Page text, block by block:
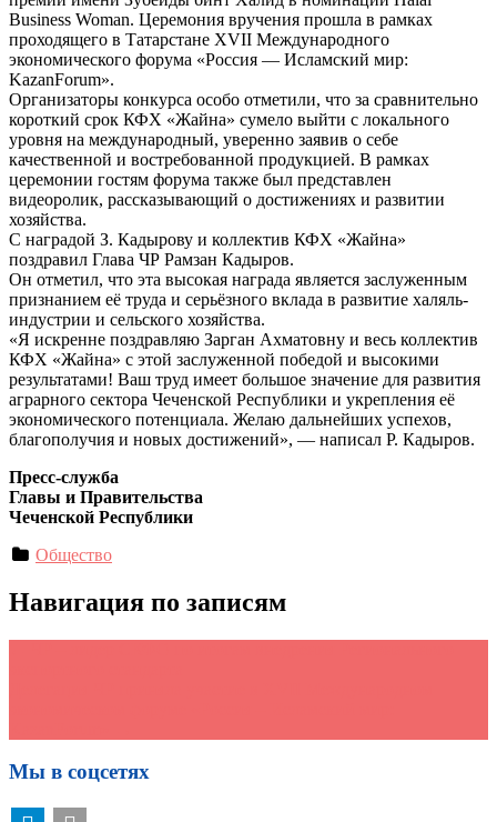
Business Woman. Церемония вручения прошла в рамках
проходящего в Татарстане XVII Международного
экономического форума «Россия — Исламский мир:
KazanForum».
Организаторы конкурса особо отметили, что за сравнительно
короткий срок КФХ «Жайна» сумело выйти с локального
уровня на международный, уверенно заявив о себе
качественной и востребованной продукцией. В рамках
церемонии гостям форума также был представлен
видеоролик, рассказывающий о достижениях и развитии
хозяйства.
С наградой З. Кадырову и коллектив КФХ «Жайна»
поздравил Глава ЧР Рамзан Кадыров.
Он отметил, что эта высокая награда является заслуженным
признанием её труда и серьёзного вклада в развитие халяль-
индустрии и сельского хозяйства.
«Я искренне поздравляю Зарган Ахматовну и весь коллектив
КФХ «Жайна» с этой заслуженной победой и высокими
результатами! Ваш труд имеет большое значение для развития
аграрного сектора Чеченской Республики и укрепления её
экономического потенциала. Желаю дальнейших успехов,
благополучия и новых достижений», — написал Р. Кадыров.
Пресс-служба
Главы и Правительства
Чеченской Республики
Общество
Навигация по записям
Мы в соцсетях